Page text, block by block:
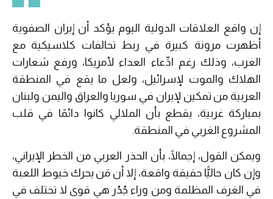
إن واقع العلاقات الدولية اليوم يؤكد أن إيران الصفوية
أظهرت مرونة كبيرة في ربط تحالفات كلاسيكية مع
الغرب، وذلك رغم ادِّعاء العداء لأمريكا، ورفع شعارات
الهلاك والموت لإسرائيل، ولعل ما يقع في المنطقة
العربية من تمكين لإيران في سوريا والعراق واليمن ولبنان
بمباركة غربية، يقطع بأن الملالي كانوا دائمًا في قلب
المشروع الغربي في المنطقة.
ويمكن القول، إجمالًا، بأن الحذر العربي من الخطر الإيراني،
وإن كان حاليًّا حقيقة واقعة، إلا أن مَن يحرك خيوط اللعبة
في الغرف المظلمة ومن وراء جُدُر هي قوى لا تختلف في